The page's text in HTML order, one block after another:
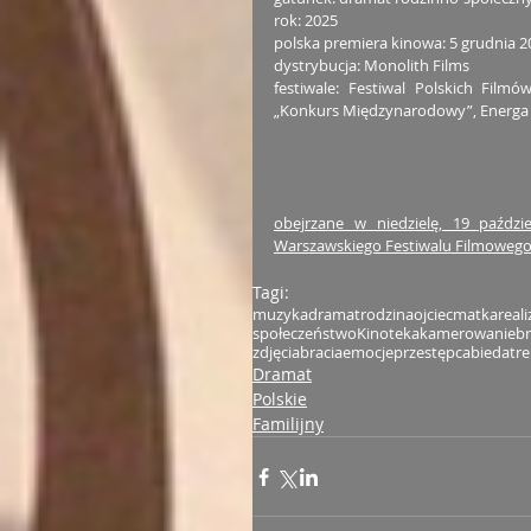
rok: 2025
polska premiera kinowa: 5 grudnia
dystrybucja: Monolith Films
festiwale: Festiwal Polskich
„Konkurs Międzynarodowy”,
obejrzane w niedzielę, 19
Warszawskiego Festiwalu Filmowego
Tagi:
muzykadramatrodzinaojciecmatka
społeczeństwoKinotekakamerowanie
zdjęciabraciaemocjeprzestępcabieda
Dramat
Polskie
Familijny